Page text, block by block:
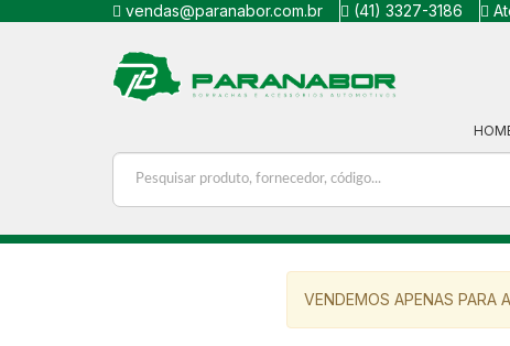
vendas@paranabor.com.br (41) 3327-3186
VENDEMOS APENAS PARA